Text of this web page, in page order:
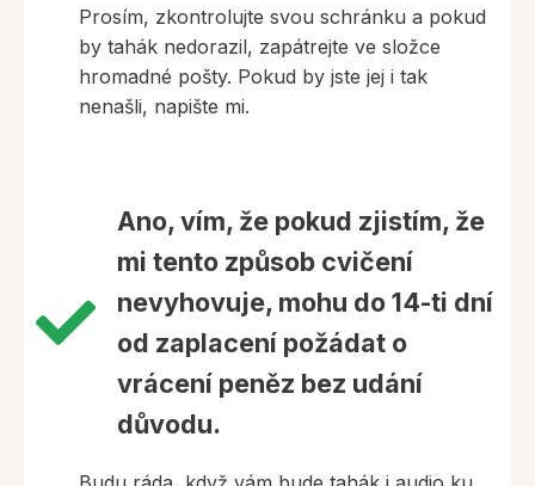
Prosím, zkontrolujte svou schránku a pokud
by tahák nedorazil, zapátrejte ve složce
hromadné pošty. Pokud by jste jej i tak
nenašli, napište mi.
Ano, vím, že pokud zjistím, že
mi tento způsob cvičení
nevyhovuje, mohu do 14-ti dní
od zaplacení požádat o
vrácení peněz bez udání
důvodu.